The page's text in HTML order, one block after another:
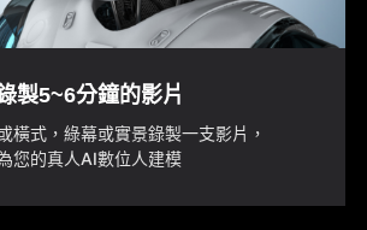
製5~6分鐘的影片
橫式，綠幕或實景錄製一支影片，
您的真人AI數位人建模